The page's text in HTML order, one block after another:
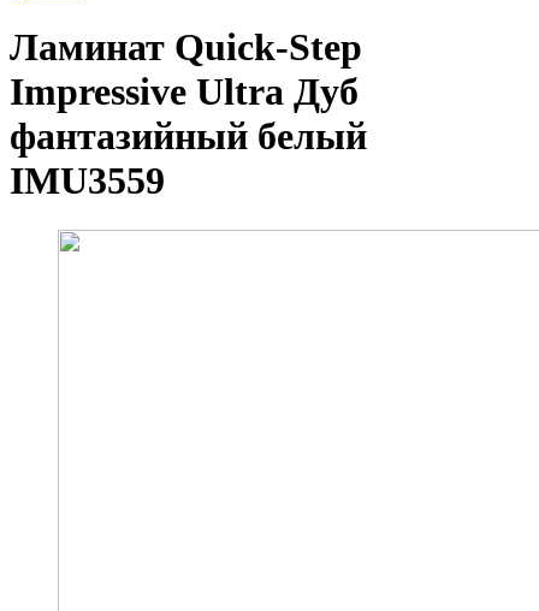
Ламинат Quick-Step
Impressive Ultra Дуб
фантазийный белый
IMU3559